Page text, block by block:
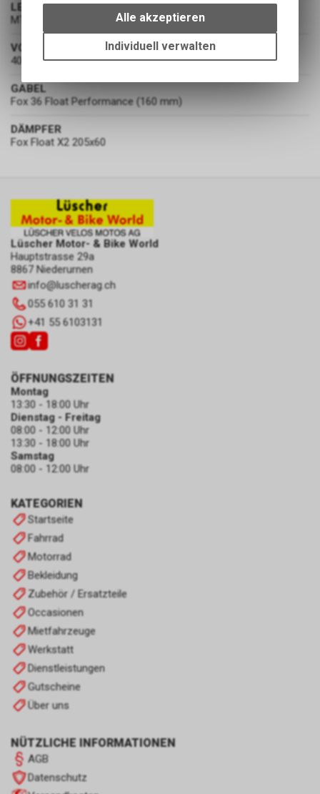
LENKER
MTB Rise
VORBAU
40mm
GABEL
Fox 36 Float Performance (160 mm)
DÄMPFER
Fox Float X2 205x60
Lüscher Motor- & Bike World
Hauptstrasse 29a
8867 Niederurnen
info@luscherag.ch
055 610 31 31
+41 55 6103131
KATEGORIEN
Startseite
Fahrrad
Motorrad
Bekleidung
Zubehör / Ersatzteile
Occasionen
Mietfahrzeuge
Werkstatt
Dienstleistungen
Gutscheine
Über uns
NÜTZLICHE INFORMATIONEN
AGB
Datenschutz
ÖFFNUNGSZEITEN
Montag
13:30 - 18:00 Uhr
Dienstag - Freitag
08:00 - 12:00 Uhr
13:30 - 18:00 Uhr
Samstag
08:00 - 12:00 Uhr
bestimmte Interaktionen und
Einstellungen auf Ihrem Gerät,
um die grundlegenden
Funktionen unseres Online-
ermöglichen. Bitte beachten Sie,
Alle akzeptieren
Individuell verwalten